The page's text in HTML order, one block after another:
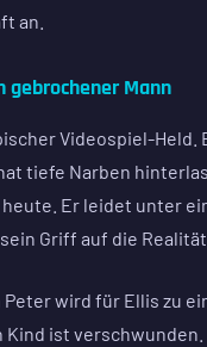
an.
gebrochener Mann
Videospiel-
tiefe Narben
Er leidet unter
Griff auf die
Peter wird für Ellis zu
ist